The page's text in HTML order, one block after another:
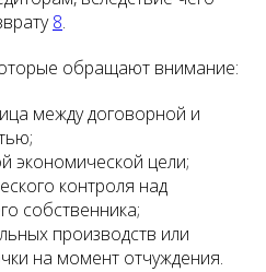
8.
обращают внимание:
между договорной и
экономической цели;
контроля над
собственника;
производств или
на момент отчуждения.